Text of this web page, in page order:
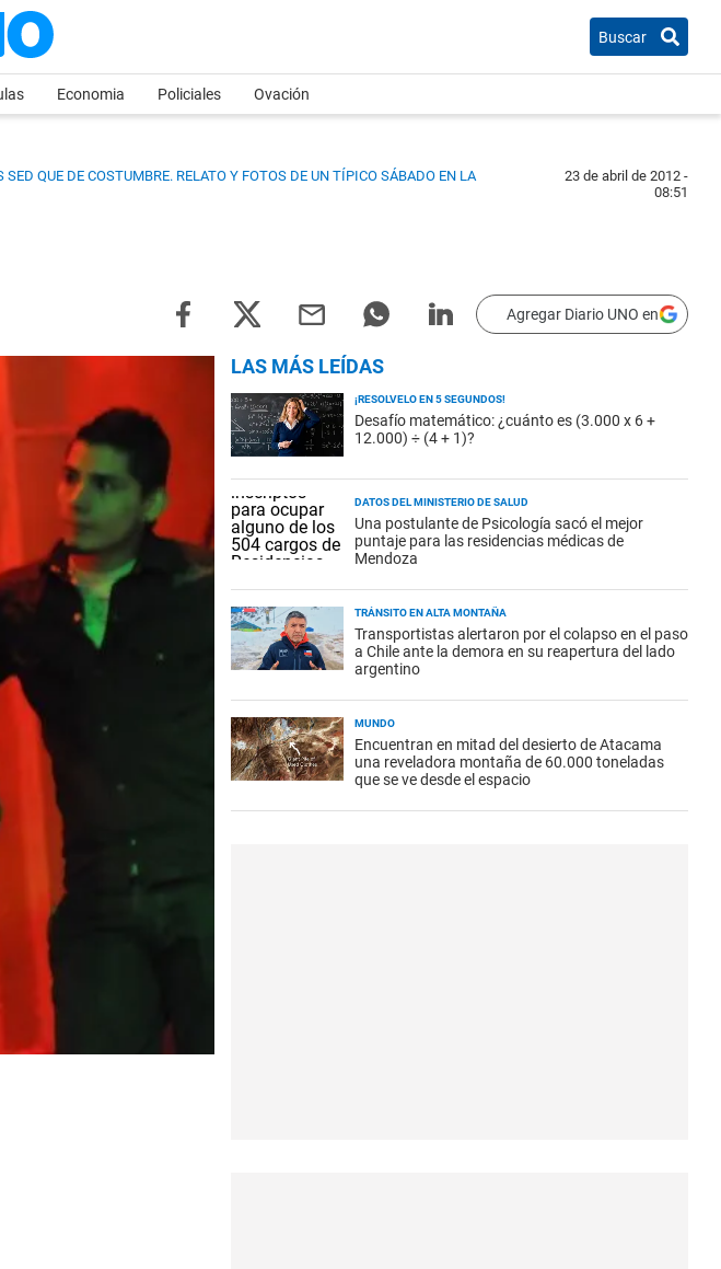
Buscar
Economia Policiales Ovación
QUE DE COSTUMBRE. RELATO Y FOTOS DE UN TÍPICO SÁBADO EN LA
23 de abril de 2012 -
08:51
Agregar Diario UNO en
LAS MÁS LEÍDAS
¡RESOLVELO EN 5 SEGUNDOS!
Desafío matemático: ¿cuánto es (3.000 x 6 +
12.000) ÷ (4 + 1)?
DATOS DEL MINISTERIO DE SALUD
Una postulante de Psicología sacó el mejor
puntaje para las residencias médicas de
Mendoza
TRÁNSITO EN ALTA MONTAÑA
Transportistas alertaron por el colapso en el paso
a Chile ante la demora en su reapertura del lado
argentino
MUNDO
Encuentran en mitad del desierto de Atacama
una reveladora montaña de 60.000 toneladas
que se ve desde el espacio